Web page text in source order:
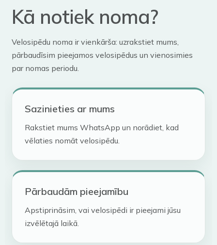
Kā notiek noma?
Velosipēdu noma ir vienkārša: uzrakstiet mums,
pārbaudīsim pieejamos velosipēdus un vienosimies
par nomas periodu.
Sazinieties ar mums
Rakstiet mums WhatsApp un norādiet, kad
vēlaties nomāt velosipēdu.
Pārbaudām pieejamību
Apstiprināsim, vai velosipēdi ir pieejami jūsu
izvēlētajā laikā.